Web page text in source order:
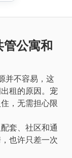
管公寓和
并不容易，这
租的原因。宠
，无需担心限
套、社区和通
也许只差一次